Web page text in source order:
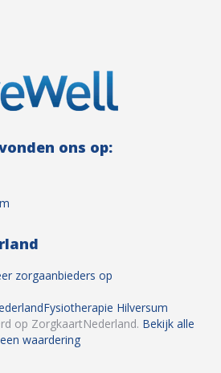
ons op:
Fysiotherapie Hilversum
op ZorgkaartNederland. Bekijk alle
waardering